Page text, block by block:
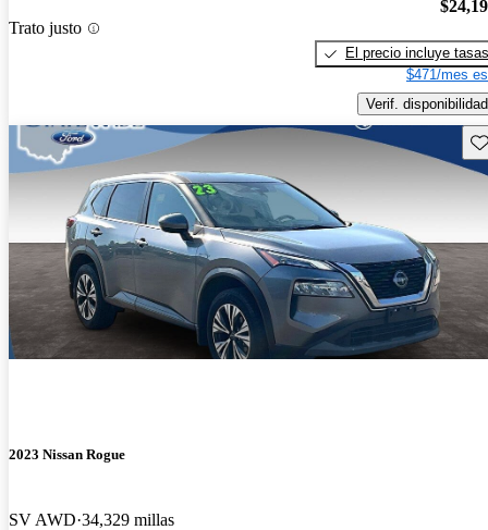
Trato justo
El precio incluye tasas
$471/mes
Verif. disponibilidad
2023 Nissan Rogue
SV AWD 34,329 millas